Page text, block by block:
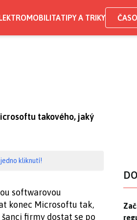
TIPY A TRIKY
takového, jaký
kliknutí!
softwarovou
konec Microsoftu tak,
firmy dostat se po